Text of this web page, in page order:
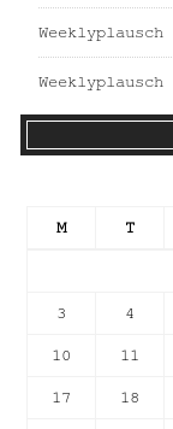
Weeklyplausch
M
T
3 4
10 11
17 18